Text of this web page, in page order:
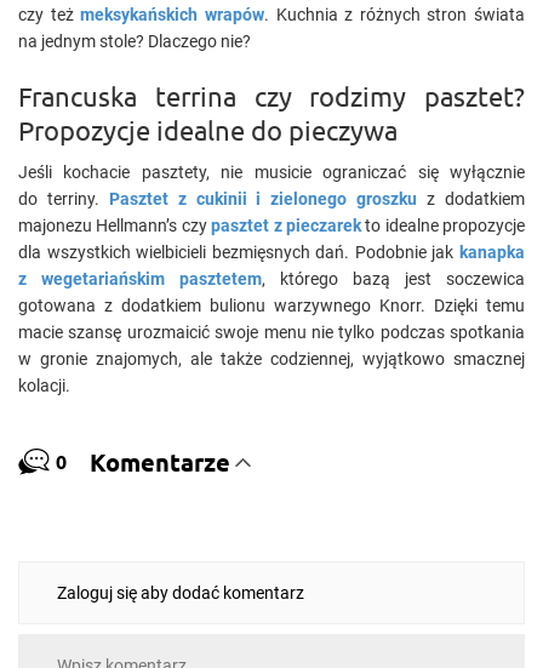
czy teżmeksykańskich wrapów. Kuchnia z różnych stron świata
na jednym stole? Dlaczego nie?
Francuska terrina czy rodzimy pasztet?
Propozycje idealne do pieczywa
Jeśli kochacie pasztety, nie musicie ograniczać się wyłącznie
do terriny. Pasztet z cukinii i zielonego groszku z dodatkiem
majonezu Hellmann’s czypasztet z pieczarekto idealne propozycje
dla wszystkich wielbicieli bezmięsnych dań. Podobnie jak kanapka
z wegetariańskim pasztetem, którego bazą jest soczewica
gotowana z dodatkiem bulionu warzywnego Knorr. Dzięki temu
macie szansę urozmaicić swoje menu nie tylko podczas spotkania
w gronie znajomych, ale także codziennej, wyjątkowo smacznej
kolacji.
0 Komentarze
Zaloguj się aby dodać komentarz